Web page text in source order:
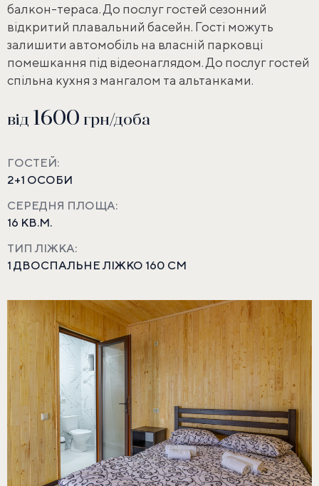
балкон-тераса. До послуг гостей сезонний
відкритий плавальний басейн. Гості можуть
залишити автомобіль на власній парковці
помешкання під відеонаглядом. До послуг гостей
спільна кухня з мангалом та альтанками.
від 1600 грн/доба
ГОСТЕЙ:
2+1 ОСОБИ
СЕРЕДНЯ ПЛОЩА:
16 КВ.М.
ТИП ЛІЖКА:
1 ДВОСПАЛЬНЕ ЛІЖКО 160 СМ